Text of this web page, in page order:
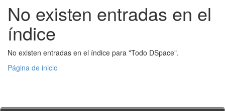
No existen entradas en el
índice
No existen entradas en el índice para "Todo DSpace".
Página de inicio